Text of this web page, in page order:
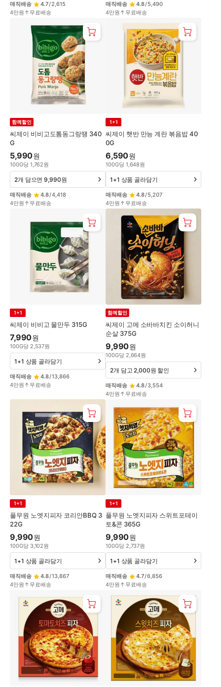
매직배송 4.7/2,615
4만원↑무료배송
매직배송 4.8/5,490
4만원↑무료배송
씨제이 비비고도톰동그랑땡 340
G
함께할인
5,990원
100G당 1,762원
매직배송 4.8/4,418
4만원↑무료배송
2개 담으면 9,990원
씨제이 햇반 만능 계란 볶음밥 40
0G
1+1
6,590원
100G당 1,648원
매직배송 4.8/5,207
4만원↑무료배송
1+1 상품 골라담기
씨제이 비비고 물만두 315G
1+1
7,990원
100G당 2,537원
매직배송 4.8/13,866
4만원↑무료배송
1+1 상품 골라담기
씨제이 고메 소바바치킨 소이허니
순살 375G
함께할인
9,990원
100G당 2,664원
매직배송 4.8/3,554
4만원↑무료배송
2개 담고 2,000원 할인
풀무원 노엣지피자 코리안BBQ 3
22G
1+1
9,990원
100G당 3,102원
매직배송 4.8/13,867
4만원↑무료배송
1+1 상품 골라담기
풀무원 노엣지피자 스위트포테이
토&콘 365G
1+1
9,990원
100G당 2,737원
매직배송 4.7/6,856
4만원↑무료배송
1+1 상품 골라담기